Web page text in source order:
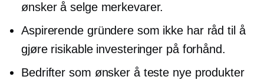
ønsker å selge merkevarer.
Aspirerende gründere som ikke har råd til å
gjøre risikable investeringer på forhånd.
Bedrifter som ønsker å teste nye produkter